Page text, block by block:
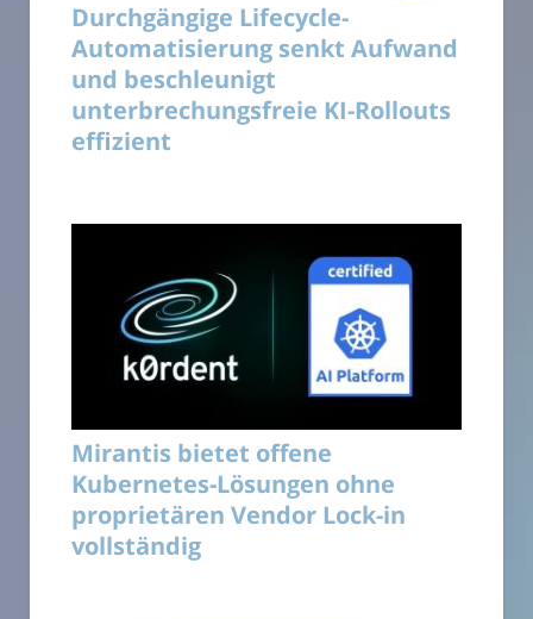
Durchgängige Lifecycle-
Automatisierung senkt Aufwand
und beschleunigt
unterbrechungsfreie KI-Rollouts
effizient
Mirantis bietet offene
Kubernetes-Lösungen ohne
proprietären Vendor Lock-in
vollständig